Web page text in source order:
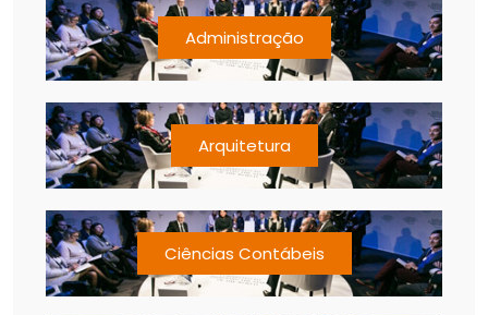
Administração
Arquitetura
Ciências Contábeis